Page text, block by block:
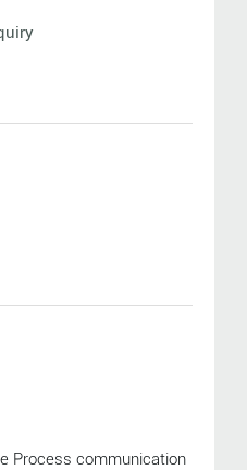
Process communication